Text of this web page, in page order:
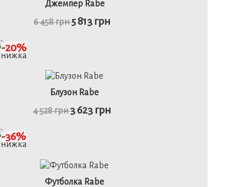
46 48 52
Джемпер Rabe
6 458 грн 5 813 грн
48
Блузон Rabe
4 528 грн 3 623 грн
-20%
Футболка Rabe
-36%